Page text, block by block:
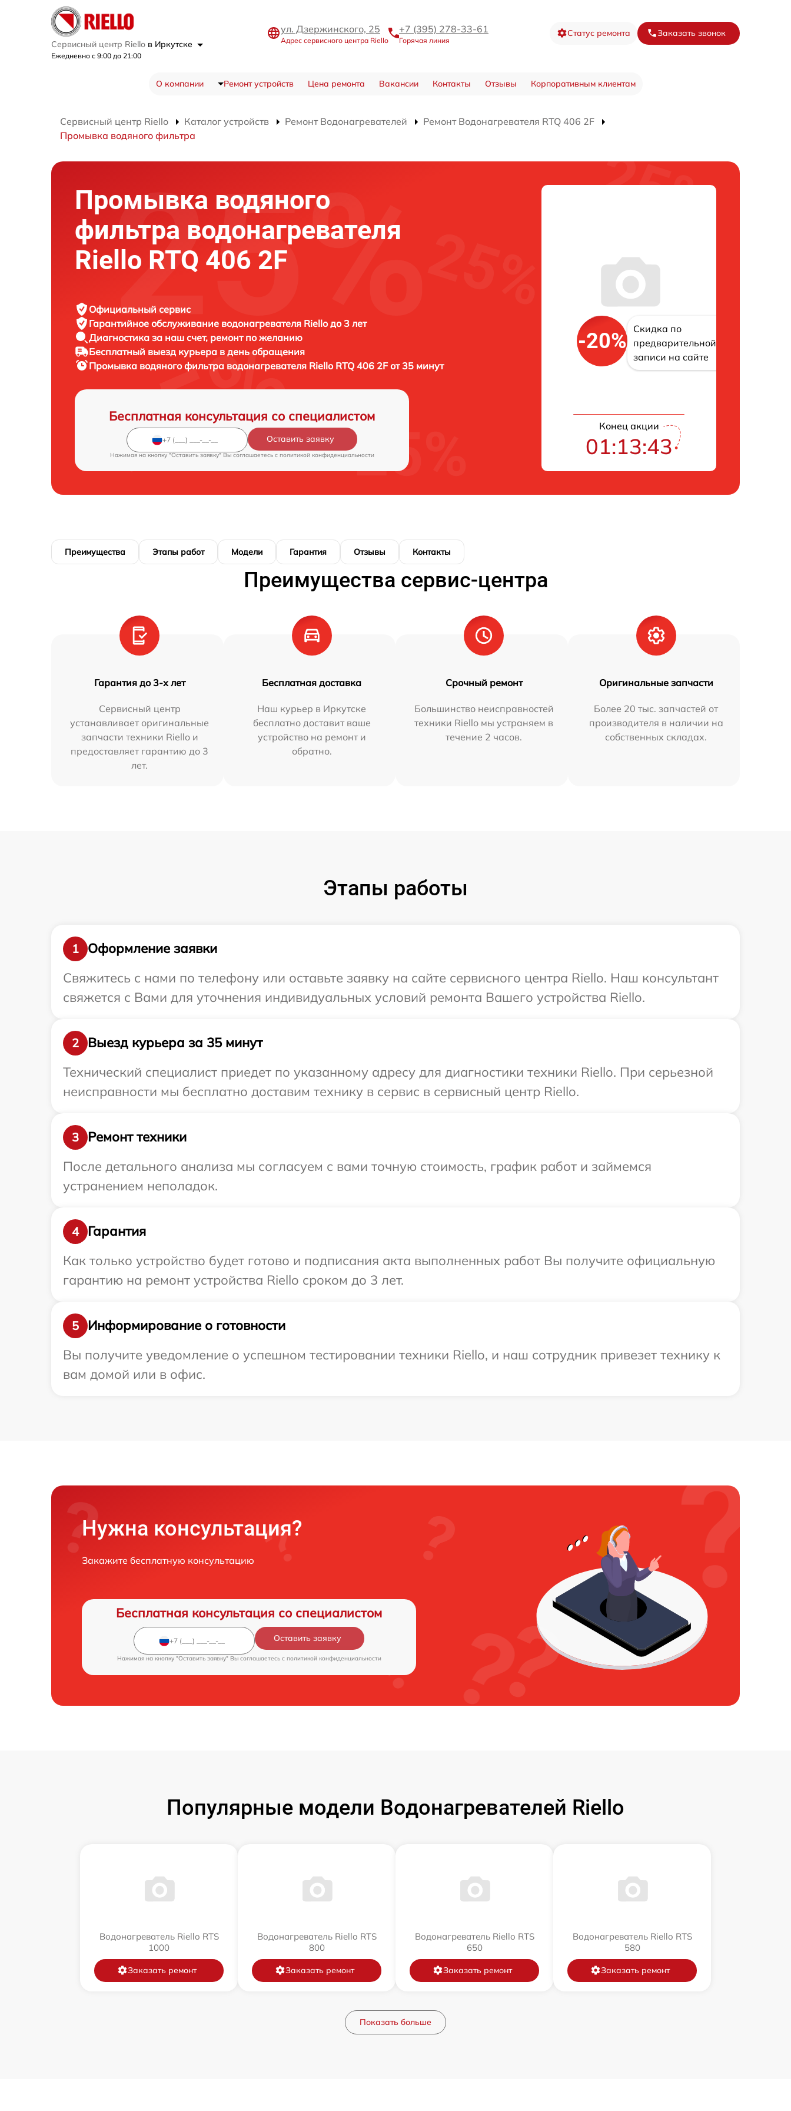
Сервисный центр Riello в Иркутске
Ежедневно с 9:00 до 21:00
ул. Дзержинского, 25
Адрес сервисного центра Riello
+7 (395) 278-33-61
Горячая линия
Статус ремонта Заказать звонок
О компании Ремонт устройств Цена ремонта Вакансии Контакты Отзывы Корпоративным клиентам
Сервисный центр Riello Каталог устройств Ремонт Водонагревателей
Ремонт Водонагревателя RTQ 406 2F
Промывка водяного фильтра
Промывка водяного
фильтра водонагревателя
Riello RTQ 406 2F
Официальный сервис
Гарантийное обслуживание водонагревателя Riello до 3 лет
Диагностика за наш счет, ремонт по желанию
Бесплатный выезд курьера в день обращения
Промывка водяного фильтра водонагревателя Riello RTQ 406 2F от 35 минут
Бесплатная консультация со специалистом
Оставить заявку
Нажимая на кнопку "Оставить заявку" Вы соглашаетесь c политикой конфиденциальности
-20%
Скидка по
предварительной
записи на сайте
Конец акции
01:13:42
Преимущества Этапы работ Модели Гарантия Отзывы Контакты
Преимущества сервис-центра
Гарантия до 3-х лет
Сервисный центр
устанавливает оригинальные
запчасти техники Riello и
предоставляет гарантию до 3
лет.
Бесплатная доставка
Наш курьер в Иркутске
бесплатно доставит ваше
устройство на ремонт и
обратно.
Срочный ремонт
Большинство неисправностей
техники Riello мы устраняем в
течение 2 часов.
Оригинальные запчасти
Более 20 тыс. запчастей от
производителя в наличии на
собственных складах.
Этапы работы
1
Оформление заявки
Свяжитесь с нами по телефону или оставьте заявку на сайте сервисного центра Riello. Наш консультант
свяжется с Вами для уточнения индивидуальных условий ремонта Вашего устройства Riello.
2
Выезд курьера за 35 минут
Технический специалист приедет по указанному адресу для диагностики техники Riello. При серьезной
неисправности мы бесплатно доставим технику в сервис в сервисный центр Riello.
3
Ремонт техники
После детального анализа мы согласуем с вами точную стоимость, график работ и займемся
устранением неполадок.
4
Гарантия
Как только устройство будет готово и подписания акта выполненных работ Вы получите официальную
гарантию на ремонт устройства Riello сроком до 3 лет.
5
Информирование о готовности
Вы получите уведомление о успешном тестировании техники Riello, и наш сотрудник привезет технику к
вам домой или в офис.
Нужна консультация?
Закажите бесплатную консультацию
Бесплатная консультация со специалистом
Оставить заявку
Нажимая на кнопку "Оставить заявку" Вы соглашаетесь c политикой конфиденциальности
Популярные модели Водонагревателей Riello
Водонагреватель Riello RTS
1000
Заказать ремонт
Водонагреватель Riello RTS
800
Заказать ремонт
Водонагреватель Riello RTS
650
Заказать ремонт
Водонагреватель Riello RTS
580
Заказать ремонт
Показать больше